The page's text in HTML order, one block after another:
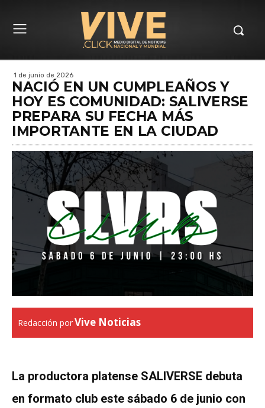
1 de junio de 2026
NACIÓ EN UN CUMPLEAÑOS Y
HOY ES COMUNIDAD: SALIVERSE
PREPARA SU FECHA MÁS
IMPORTANTE EN LA CIUDAD
Redacción porVive Noticias
La productora platense SALIVERSE debuta
en formato club este sábado 6 de junio con